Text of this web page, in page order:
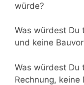
würde?
Was würdest Du
und keine
Was würdest Du
Rechnung, keine